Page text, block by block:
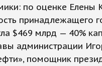
по оценке Елены
принадлежащего
$469 млрд — 40%
администрации
помощник